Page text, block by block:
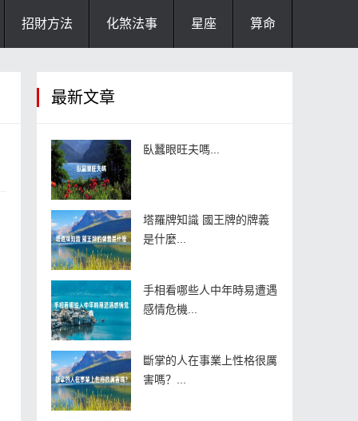
招財方法 化煞法事 星座 算命
最新文章
臥蠶眼旺夫嗎...
塔羅牌知識 國王牌的牌義
是什麼...
手相看哪些人中年時易遭遇
感情危機...
斷掌的人在事業上性格很厲
害嗎？...